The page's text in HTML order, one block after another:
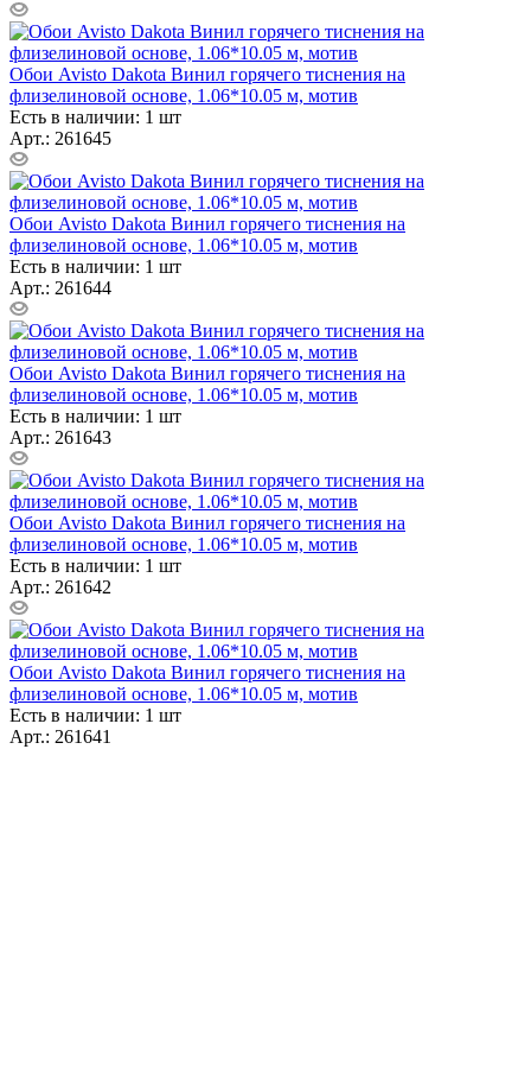
Обои Avisto Dakota Винил горячего тиснения на
флизелиновой основе, 1.06*10.05 м, мотив
Есть в наличии: 1 шт
Арт.: 261645
Обои Avisto Dakota Винил горячего тиснения на
флизелиновой основе, 1.06*10.05 м, мотив
Есть в наличии: 1 шт
Арт.: 261644
Обои Avisto Dakota Винил горячего тиснения на
флизелиновой основе, 1.06*10.05 м, мотив
Есть в наличии: 1 шт
Арт.: 261643
Обои Avisto Dakota Винил горячего тиснения на
флизелиновой основе, 1.06*10.05 м, мотив
Есть в наличии: 1 шт
Арт.: 261642
Обои Avisto Dakota Винил горячего тиснения на
флизелиновой основе, 1.06*10.05 м, мотив
Есть в наличии: 1 шт
Арт.: 261641